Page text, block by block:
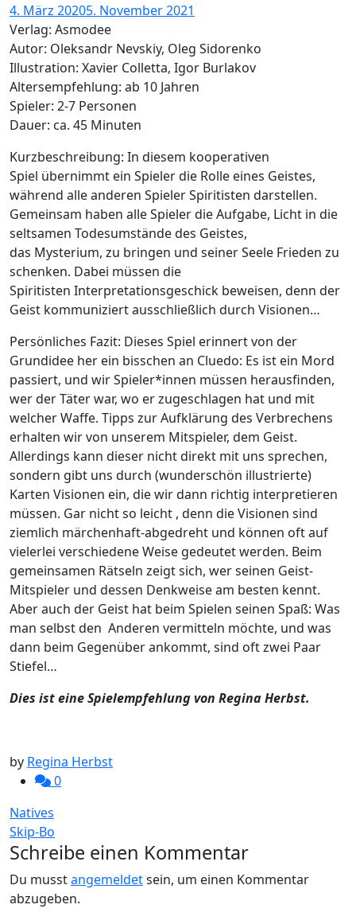
4. März 20205. November 2021
Verlag: Asmodee
Autor: Oleksandr Nevskiy, Oleg Sidorenko
Illustration: Xavier Colletta, Igor Burlakov
Altersempfehlung: ab 10 Jahren
Spieler: 2-7 Personen
Dauer: ca. 45 Minuten
Kurzbeschreibung: In diesem kooperativen
Spiel übernimmt ein Spieler die Rolle eines Geistes,
während alle anderen Spieler Spiritisten darstellen.
Gemeinsam haben alle Spieler die Aufgabe, Licht in die
seltsamen Todesumstände des Geistes,
das Mysterium, zu bringen und seiner Seele Frieden zu
schenken. Dabei müssen die
Spiritisten Interpretationsgeschick beweisen, denn der
Geist kommuniziert ausschließlich durch Visionen…
Persönliches Fazit: Dieses Spiel erinnert von der
Grundidee her ein bisschen an Cluedo: Es ist ein Mord
passiert, und wir Spieler*innen müssen herausfinden,
wer der Täter war, wo er zugeschlagen hat und mit
welcher Waffe. Tipps zur Aufklärung des Verbrechens
erhalten wir von unserem Mitspieler, dem Geist.
Allerdings kann dieser nicht direkt mit uns sprechen,
sondern gibt uns durch (wunderschön illustrierte)
Karten Visionen ein, die wir dann richtig interpretieren
müssen. Gar nicht so leicht , denn die Visionen sind
ziemlich märchenhaft-abgedreht und können oft auf
vielerlei verschiedene Weise gedeutet werden. Beim
gemeinsamen Rätseln zeigt sich, wer seinen Geist-
Mitspieler und dessen Denkweise am besten kennt.
Aber auch der Geist hat beim Spielen seinen Spaß: Was
man selbst den Anderen vermitteln möchte, und was
dann beim Gegenüber ankommt, sind oft zwei Paar
Stiefel…
Dies ist eine Spielempfehlung von Regina Herbst.
by Regina Herbst
0
Beitragsnavigation
Natives
Skip-Bo
Schreibe einen Kommentar
Du musstangemeldetsein, um einen Kommentar
abzugeben.